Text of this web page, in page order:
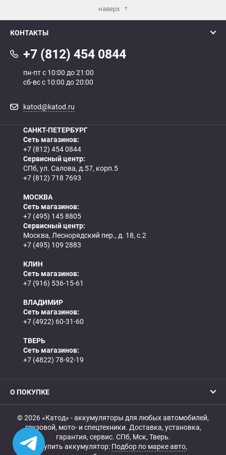
наверх
КОНТАКТЫ
+7 (812) 454 0844
пн-пт с 10:00 до 21:00
сб-вс с 10:00 до 20:00
katod@katod.ru
САНКТ-ПЕТЕРБУРГ
Сеть магазинов:
+7 (812) 454 0844
Сервисный центр:
СПб, ул. Салова, д.57, корп.5
+7 (812) 718 7693
МОСКВА
Сеть магазинов:
+7 (495) 145 8805
Сервисный центр:
Москва, Леснорядский пер., д. 18, с.2
+7 (495) 109 2883
КЛИН
Сеть магазинов:
+7 (916) 536-15-61
ВЛАДИМИР
Сеть магазинов:
+7 (4922) 60-31-60
ТВЕРЬ
Сеть магазинов:
+7 (4822) 78-92-19
О ПОКУПКЕ
© 2026 «Катод» - аккумуляторы для любых автомобилей,
грузовой, мото- и спецтехники. Доставка, установка,
гарантия, сервис. СПб, Мск, Тверь.
Купить аккумулятор: Подбор по марке авто,